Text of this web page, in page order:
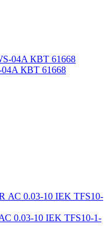
04A КВТ 61668
0.03-10 IEK TFS10-1-